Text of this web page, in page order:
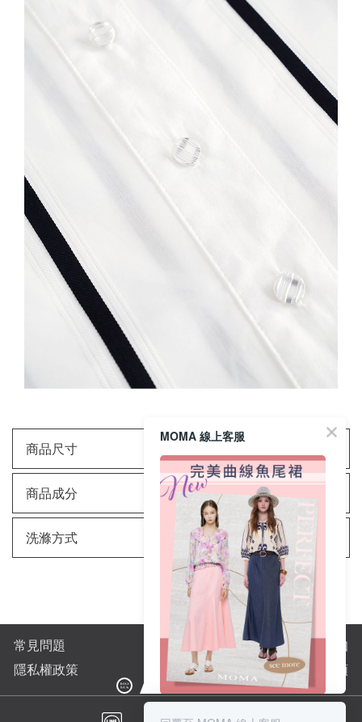
商品尺寸
商品成分
洗滌方式
常見問題
購物須知
隱私權政策
全站商品分類
MOMA 線上客服
完美曲線輕鬆上手👌